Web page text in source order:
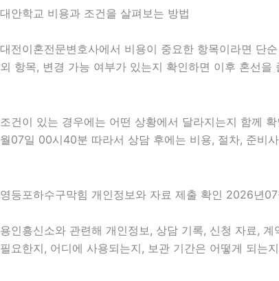
대안학교 비용과 조건을 살펴보는 방법
대전이혼전문변호사에서 비용이 중요한 항목이라면 단
외 항목, 변경 가능 여부가 있는지 확인하면 이후 혼선
조건이 있는 경우에는 어떤 상황에서 달라지는지 함께
월07일 00시40분 따라서 상담 후에는 비용, 절차, 준비
영등포하수구막힘 개인정보와 자료 제출 확인 2026년
용인흥신소와 관련해 개인정보, 상담 기록, 신청 자료,
필요한지, 어디에 사용되는지, 보관 기간은 어떻게 되는